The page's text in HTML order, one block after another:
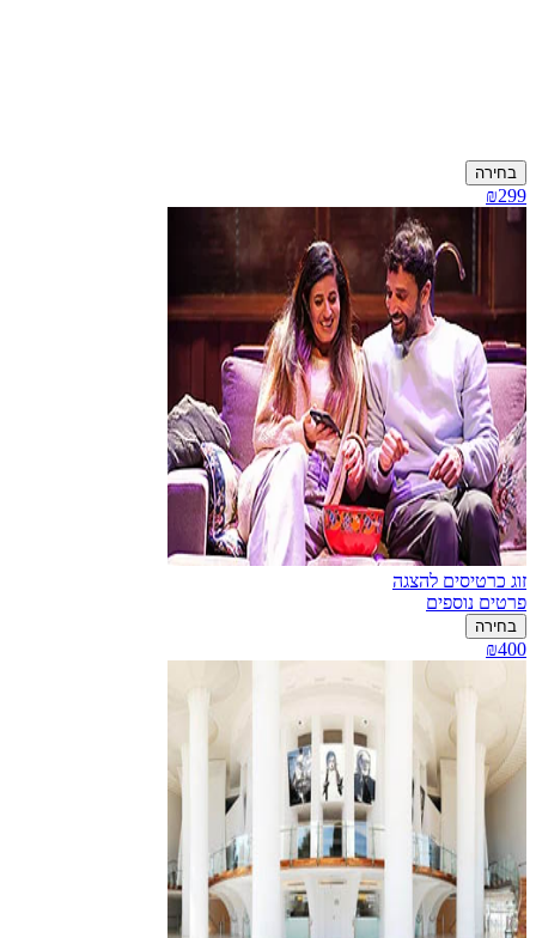
בחירה
₪299
זוג כרטיסים להצגה
פרטים נוספים
בחירה
₪400